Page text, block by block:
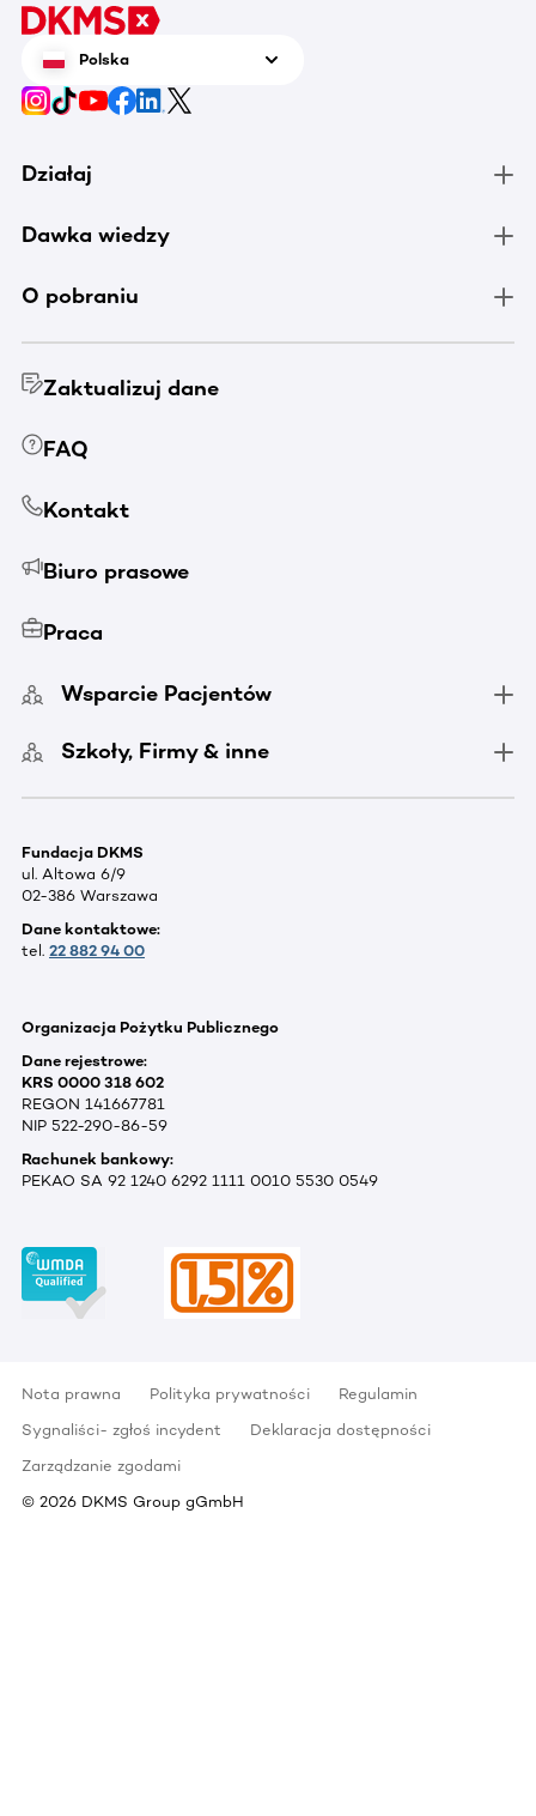
Polska
Działaj
Dawka wiedzy
O pobraniu
Zaktualizuj dane
FAQ
Kontakt
Biuro prasowe
Praca
Wsparcie Pacjentów
Szkoły, Firmy & inne
Fundacja DKMS
ul. Altowa 6/9
02-386 Warszawa
Dane kontaktowe:
tel. 22 882 94 00
Organizacja Pożytku Publicznego
Dane rejestrowe:
KRS 0000 318 602
REGON 141667781
NIP 522-290-86-59
Rachunek bankowy:
PEKAO SA 92 1240 6292 1111 0010 5530 0549
Nota prawna Polityka prywatności
Regulamin
Sygnaliści- zgłoś incydent
Deklaracja dostępności
Zarządzanie zgodami
© 2026 DKMS Group gGmbH